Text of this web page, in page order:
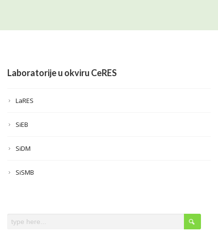
Laboratorije u okviru CeRES
LaRES
SiEB
SiDM
SiSMB